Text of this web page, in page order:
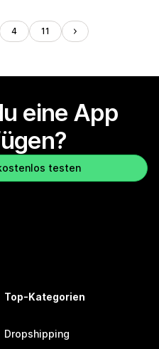
4 11
eine App
testen
Top-Kategorien
Dropshipping